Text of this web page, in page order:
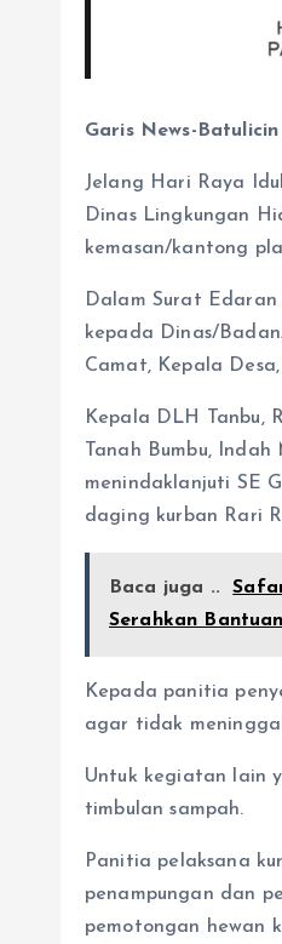
Garis News-Batulicin
Jelang Hari Raya
Dinas Lingkungan
kemasan/kantong
Dalam Surat Edaran
kepada Dinas/
Camat, Kepala
Kepala DLH Tanbu,
Tanah Bumbu,
menindaklanjuti SE
daging kurban Rari
Baca juga ..
Serahkan Bantuan
Kepada panitia
agar tidak
Untuk kegiatan lain
timbulan sampah.
Panitia pelaksana
penampungan dan
pemotongan hewan